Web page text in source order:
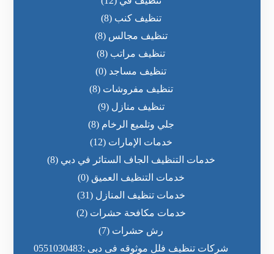
تنظيف كنب (8)
تنظيف مجالس (8)
تنظيف مراتب (8)
تنظيف مساجد (0)
تنظيف مفروشات (8)
تنظيف منازل (9)
جلي وتلميع الرخام (8)
خدمات الإمارات (12)
خدمات التنظيف الجاف الستائر في دبي (8)
خدمات التنظيف العميق (0)
خدمات تنظيف المنازل (31)
خدمات مكافحة حشرات (2)
رش حشرات (7)
شركات تنظيف فلل موثوقه فى دبى :0551030483